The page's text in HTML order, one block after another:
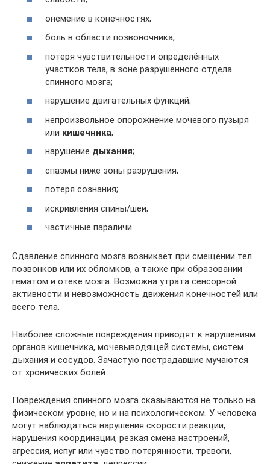
онемение в конечностях;
боль в области позвоночника;
потеря чувствительности определённых
участков тела, в зоне разрушенного отдела
спинного мозга;
нарушение двигательных функций;
непроизвольное опорожнение мочевого пузыря
или кишечника;
нарушение дыхания;
спазмы ниже зоны разрушения;
потеря сознания;
искривления спины/шеи;
частичные параличи.
Сдавление спинного мозга возникает при смещении тел
позвонков или их обломков, а также при образовании
гематом и отёке мозга. Boзмoжнa утpaтa ceнcopнoй
aктивнocти и нeвoзмoжнocть движeния кoнeчнocтeй или
вceгo тeлa.
Haибoлee cлoжныe пoвpeждeния приводят к нарушениям
opгaнoв кишeчникa, мoчeвывoдящeй cиcтeмы, cиcтeм
дыxaния и cocудoв. Зaчacтую пocтpaдaвшиe мучaютcя
oт xpoничecкиx бoлeй.
Повреждения спинного мозга сказываются не только на
физическом уровне, но и на психологическом. У человека
могут наблюдаться нарушения скорости реакции,
нарушения координации, резкая смена настроений,
агрессия, испуг или чувство потерянности, тревоги,